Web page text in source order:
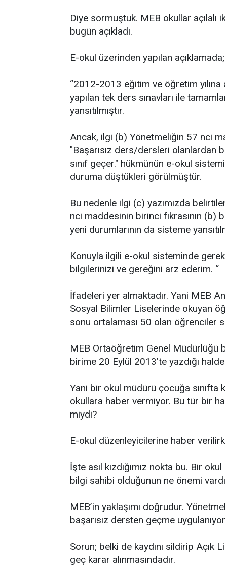
Diye sormuştuk. MEB okullar açılalı
bugün açıkladı.
E-okul üzerinden yapılan açıklamada;
“2012-2013 eğitim ve öğretim
yapılan tek ders sınavları ile
yansıtılmıştır.
Ancak, ilgi (b) Yönetmeliğin 57 nci
"Başarısız ders/dersleri olanlardan
sınıf geçer." hükmünün e-okul
duruma düştükleri görülmüştür.
Bu nedenle ilgi (c) yazımızda
nci maddesinin birinci fıkrasının (b)
yeni durumlarının da sisteme
Konuyla ilgili e-okul sisteminde
bilgilerinizi ve gereğini arz ederim. “
İfadeleri yer almaktadır. Yani MEB
Sosyal Bilimler Liselerinde okuyan
sonu ortalaması 50 olan öğrenciler
MEB Ortaöğretim Genel Müdürlüğü
birime 20 Eylül 2013’te yazdığı
Yani bir okul müdürü çocuğa sınıfta
okullara haber vermiyor. Bu tür bir
miydi?
E-okul düzenleyicilerine haber
İşte asıl kızdığımız nokta bu. Bir
bilgi sahibi olduğunun ne önemi
MEB’in yaklaşımı doğrudur.
başarısız dersten geçme
Sorun; belki de kaydını sildirip Açık
geç karar alınmasındadır.